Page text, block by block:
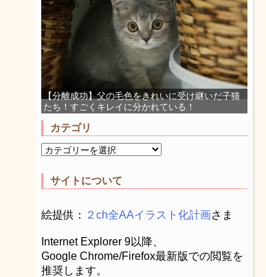
【分離成功】父の毛色をきれいに受け継いだ子猫
たち！すごくキレイに分かれている！
カテゴリ
サイトについて
絵提供： ２ch全AAイラスト化計画さま
Internet Explorer 9以降、
Google Chrome/Firefox最新版での閲覧を
推奨します。